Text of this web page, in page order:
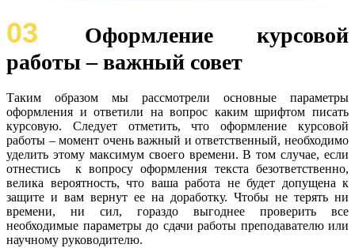
03
Оформление курсовой
работы – важный совет
Таким образом мы рассмотрели основные параметры
оформления и ответили на вопрос каким шрифтом писать
курсовую. Следует отметить, что оформление курсовой
работы – момент очень важный и ответственный, необходимо
уделить этому максимум своего времени. В том случае, если
отнестись к вопросу оформления текста безответственно,
велика вероятность, что ваша работа не будет допущена к
защите и вам вернут ее на доработку. Чтобы не терять ни
времени, ни сил, гораздо выгоднее проверить все
необходимые параметры до сдачи работы преподавателю или
научному руководителю.